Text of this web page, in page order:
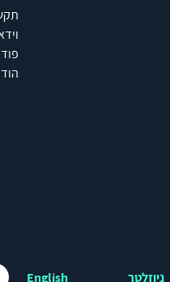
ניוזלטר English